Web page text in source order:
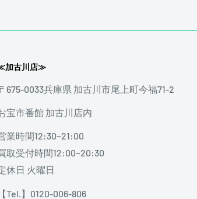
加古川店≫
675-0033兵庫県 加古川市尾上町今福71-2
宝市番館 加古川店内
業時間12:30~21:00
取受付時間12:00~20:30
休日 火曜日
【Tel.】0120-006-806